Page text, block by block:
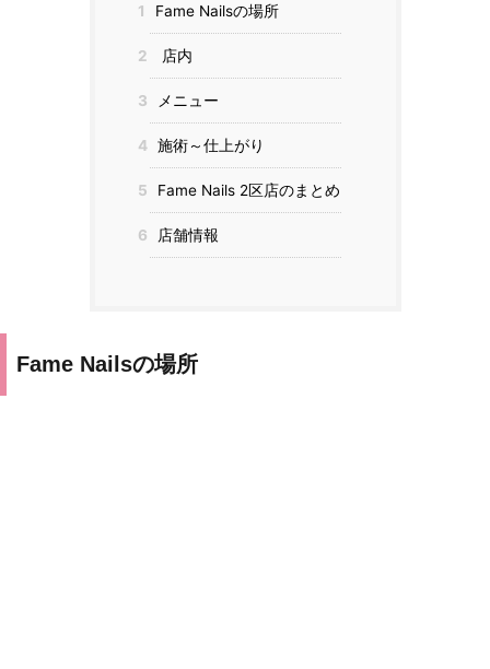
1 Fame Nailsの場所
2 店内
3 メニュー
4 施術～仕上がり
5 Fame Nails 2区店のまとめ
6 店舗情報
Fame Nailsの場所